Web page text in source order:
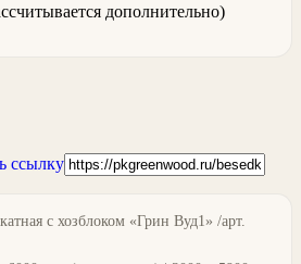
дополнительно)
ссылку
с хозблоком «Грин Вуд1» /арт.